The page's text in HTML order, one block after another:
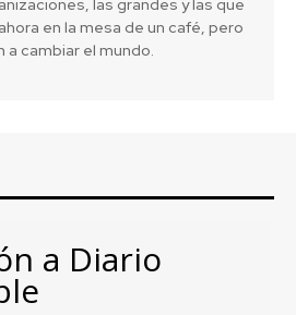
las grandes y las que
en la mesa de un café, pero
a cambiar el mundo.
a Diario